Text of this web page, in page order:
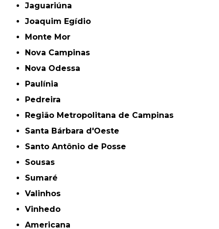
Jaguariúna
Joaquim Egídio
Monte Mor
Nova Campinas
Nova Odessa
Paulínia
Pedreira
Região Metropolitana de Campinas
Santa Bárbara d'Oeste
Santo Antônio de Posse
Sousas
Sumaré
Valinhos
Vinhedo
americana